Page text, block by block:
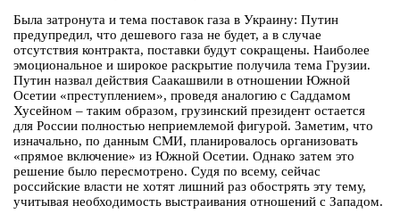
Была затронута и тема поставок газа в Украину: Путин
предупредил, что дешевого газа не будет, а в случае
отсутствия контракта, поставки будут сокращены. Наиболее
эмоциональное и широкое раскрытие получила тема Грузии.
Путин назвал действия Саакашвили в отношении Южной
Осетии «преступлением», проведя аналогию с Саддамом
Хусейном – таким образом, грузинский президент остается
для России полностью неприемлемой фигурой. Заметим, что
изначально, по данным СМИ, планировалось организовать
«прямое включение» из Южной Осетии. Однако затем это
решение было пересмотрено. Судя по всему, сейчас
российские власти не хотят лишний раз обострять эту тему,
учитывая необходимость выстраивания отношений с Западом.